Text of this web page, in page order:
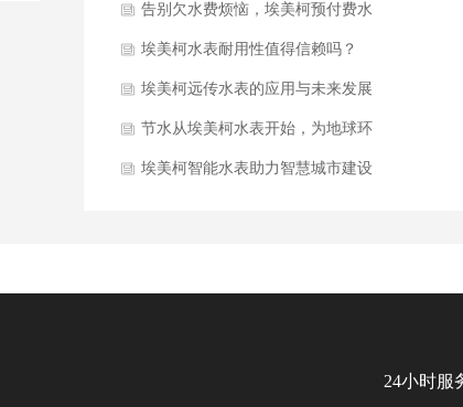
水”智慧
告别欠水费烦恼，埃美柯预付费水
表为您解忧
​埃美柯水表耐用性值得信赖吗？
​埃美柯远传水表的应用与未来发展
趋势
​节水从埃美柯水表开始，为地球环
保贡献力量
埃美柯智能水表助力智慧城市建设
24小时服